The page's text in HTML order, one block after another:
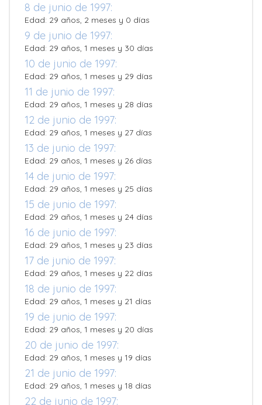
8 de junio de 1997:
Edad: 29 años, 2 meses y 0 días
9 de junio de 1997:
Edad: 29 años, 1 meses y 30 días
10 de junio de 1997:
Edad: 29 años, 1 meses y 29 días
11 de junio de 1997:
Edad: 29 años, 1 meses y 28 días
12 de junio de 1997:
Edad: 29 años, 1 meses y 27 días
13 de junio de 1997:
Edad: 29 años, 1 meses y 26 días
14 de junio de 1997:
Edad: 29 años, 1 meses y 25 días
15 de junio de 1997:
Edad: 29 años, 1 meses y 24 días
16 de junio de 1997:
Edad: 29 años, 1 meses y 23 días
17 de junio de 1997:
Edad: 29 años, 1 meses y 22 días
18 de junio de 1997:
Edad: 29 años, 1 meses y 21 días
19 de junio de 1997:
Edad: 29 años, 1 meses y 20 días
20 de junio de 1997:
Edad: 29 años, 1 meses y 19 días
21 de junio de 1997:
Edad: 29 años, 1 meses y 18 días
22 de junio de 1997: